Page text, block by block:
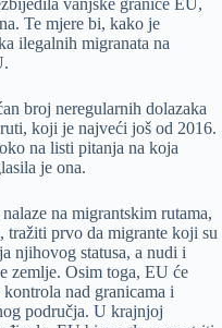
vanjske granice EU,
Te mjere bi, kako je
ilegalnih migranata na
broj neregularnih dolazaka
koji je najveći još od 2016.
na listi pitanja na koja
je ona.
na migrantskim rutama,
tražiti prvo da migrante koji su
njihovog statusa, a nudi i
zemlje. Osim toga, EU će
nad granicama i
područja. U krajnjoj